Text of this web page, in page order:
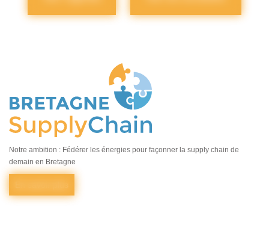
Notre ambition : Fédérer les énergies pour façonner la supply chain de
demain en Bretagne